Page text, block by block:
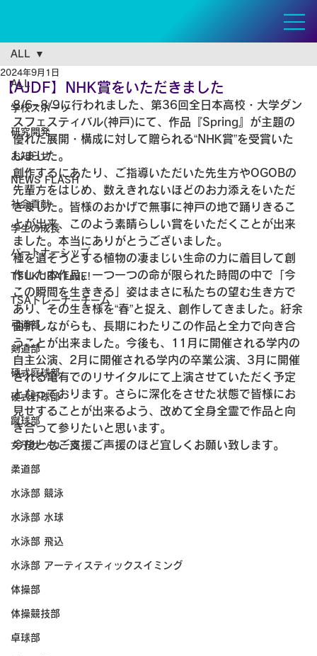
ALL
学校スポーツ
研究開発
お知らせ
NEWS FLASH
社会貢献
学生の成長
パートナーシップ
TSUKUBA LIVE!
TSAトレーナーチーム
弓道部
剣道部
硬式庭球部
硬式野球部
蹴球部
女子サッカー部
柔道部
水泳部 競泳
水泳部 水球
水泳部 飛込
水泳部 アーティスティックスイミング
体操部
体操競技部
卓球部
ALL
【AJDF】NHK賞をいただきました
2024年9月1日
8/6~8/9に行われました、第36回全日本高校・大学ダン
スフェスティバル(神戸)にて、作品『Spring』が主題の
優れた展開・構成に対して贈られる“NHK賞”を受賞いた
しました。
創作するにあたり、ご指導いただいた先生方やOGOBの
先輩方をはじめ、数えきれないほどのお力添えをいただ
きました。皆様のおかげで無事に神戸の地で踊りきるこ
とが出来、このよう素晴らしい賞をいただくことが出来
ました。本当にありがとうございました。
種を遺そうとする植物の凄まじい生命の力に着目して創
作した本作品。一つ一つの命が限られた時間の中で「今
この瞬間を生ききる」姿はまさに私たちの望む生き方で
あり、その生き様を“春”と捉え、創作してきました。紆余
曲折しながらも、長期にわたりこの作品と全力で向き合
うことが出来ました。今後も、11月に開催される学内の
自主公演、2月に開催される学内の卒業公演、3月に開催
される亀有でのリサイタルにて上演させていただく予定
となっております。さらに深化をさせた状態で皆様にお
見せすることが出来るよう、改めて全身全霊で作品と向
き合って参りたいと思います。
今後ともご支援ご声援のほど宜しくお願い致します。